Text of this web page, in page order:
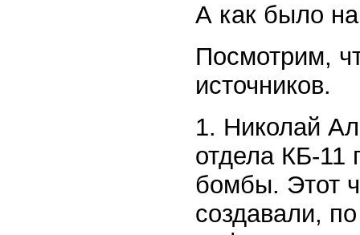
А как было
Посмотрим,
источников.
1. Николай
отдела КБ-11
бомбы. Этот
создавали,